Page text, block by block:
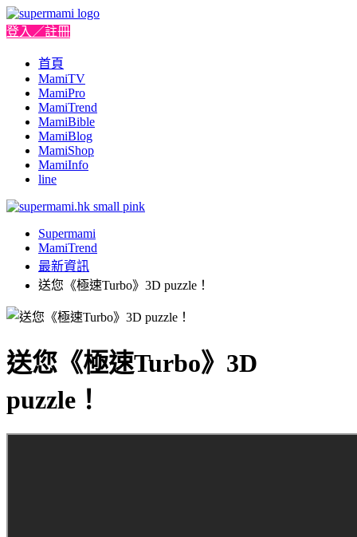
登入／註冊
首頁
MamiTV
MamiPro
MamiTrend
MamiBible
MamiBlog
MamiShop
MamiInfo
line
Supermami
MamiTrend
最新資訊
送您《極速Turbo》3D puzzle！
送您《極速Turbo》3D
puzzle！